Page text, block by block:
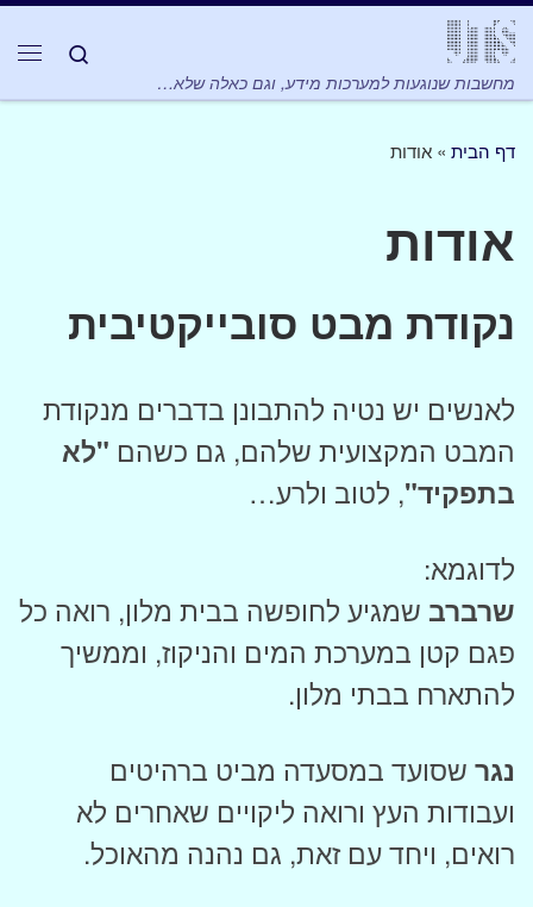
מחשבות שנוגעות למערכות מידע, וגם כאלה שלא…
Search
דף הבית » אודות
אודות
נקודת מבט סובייקטיבית
לאנשים יש נטיה להתבונן בדברים מנקודת
המבט המקצועית שלהם, גם כשהם "לא
בתפקיד", לטוב ולרע…
לדוגמא:
שרברב שמגיע לחופשה בבית מלון, רואה כל
פגם קטן במערכת המים והניקוז, וממשיך
להתארח בבתי מלון.
נגר שסועד במסעדה מביט ברהיטים
ועבודות העץ ורואה ליקויים שאחרים לא
רואים, ויחד עם זאת, גם נהנה מהאוכל.